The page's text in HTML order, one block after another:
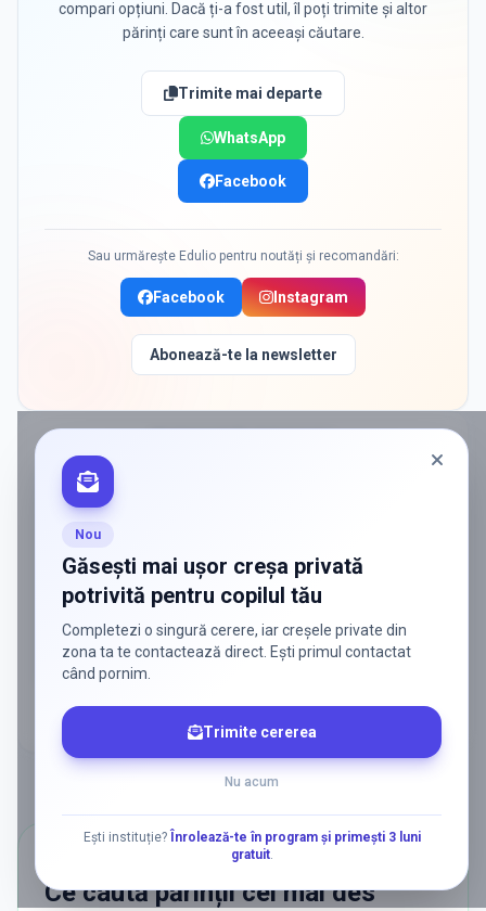
compari opțiuni. Dacă ți-a fost util, îl poți trimite și altor
părinți care sunt în aceeași căutare.
Trimite mai departe
WhatsApp
Facebook
Sau urmărește Edulio pentru noutăți și recomandări:
Facebook Instagram
Abonează-te la newsletter
Nou
Găsești mai ușor creșa privată
potrivită pentru copilul tău
Completezi o singură cerere, iar creșele private din
zona ta te contactează direct. Ești primul contactat
când pornim.
Trimite cererea
Nu acum
Ești instituție?
Înrolează-te în program și primești 3 luni
gratuit.
ADS
cu familiile care au nevoie de ele — fără
reclamă generală, fără risipă.
Discută despre o colaborare
Ce caută părinții cel mai des